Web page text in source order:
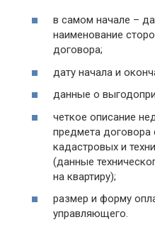
в самом начале –
наименование
договора;
дату начала и
данные о
четкое описание
предмета договора
кадастровых и
(данные
на квартиру);
размер и форму
управляющего.